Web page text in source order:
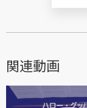
関連動画